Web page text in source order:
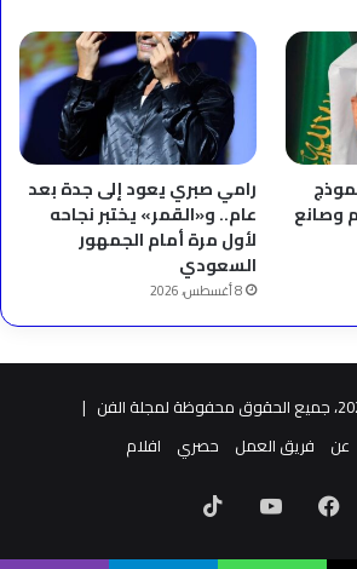
وصانع
رامي صبري يعود إلى جدة بعد
عام.. و«القمر» يختبر نجاحه
لأول مرة أمام الجمهور
السعودي
8 أغسطس، 2026
عن فريق العمل حصري افلام
فيسبوك‫YouTube